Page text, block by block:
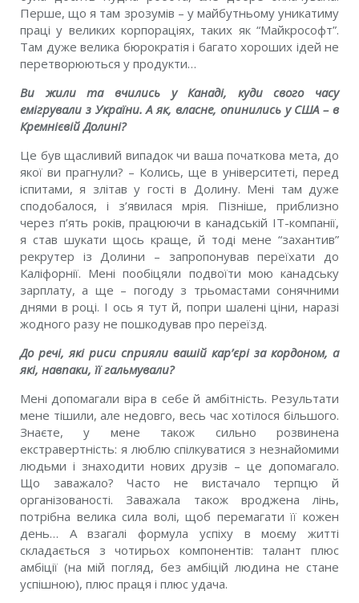
Перше, що я там зрозумiв – у майбутньому уникатиму
працi у великих корпорацiях, таких як “Майкрософт”.
Там дуже велика бюрократiя i багато хороших iдей не
перетворюються у продукти…
Ви жили та вчились у Канадi, куди свого часу
емiгрували з України. А як, власне, опинились у США – в
Кремнiєвiй Долинi?
Це був щасливий випадок чи ваша початкова мета, до
якої ви прагнули? – Колись, ще в унiверситетi, перед
iспитами, я злiтав у гостi в Долину. Менi там дуже
сподобалося, i з’явилася мрiя. Пiзнiше, приблизно
через п’ять рокiв, працюючи в канадськiй IT-компанiї,
я став шукати щось краще, й тодi мене “захантив”
рекрутер iз Долини – запропонував переїхати до
Калiфорнiї. Менi пообiцяли подвоїти мою канадську
зарплату, а ще – погоду з трьомастами сонячними
днями в роцi. I ось я тут й, попри шаленi цiни, наразi
жодного разу не пошкодував про переїзд.
До речi, якi риси сприяли вашiй кар’єрi за кордоном, а
якi, навпаки, її гальмували?
Менi допомагали вiра в себе й амбiтнiсть. Результати
мене тiшили, але недовго, весь час хотiлося бiльшого.
Знаєте, у мене також сильно розвинена
екстравертнiсть: я люблю спiлкуватися з незнайомими
людьми i знаходити нових друзiв – це допомагало.
Що заважало? Часто не вистачало терпцю й
органiзованостi. Заважала також вроджена лiнь,
потрiбна велика сила волi, щоб перемагати її кожен
день… А взагалi формула успiху в моєму життi
складається з чотирьох компонентiв: талант плюс
амбiцiї (на мiй погляд, без амбiцiй людина не стане
успiшною), плюс праця i плюс удача.